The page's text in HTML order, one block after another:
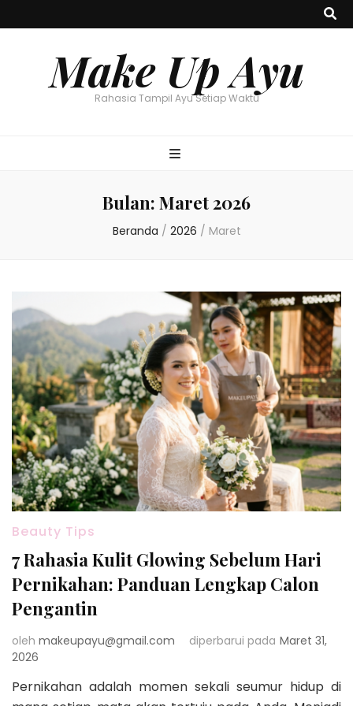
Make Up Ayu
Rahasia Tampil Ayu Setiap Waktu
Bulan: Maret 2026
Beranda / 2026 / Maret
Beauty Tips
7 Rahasia Kulit Glowing Sebelum Hari
Pernikahan: Panduan Lengkap Calon
Pengantin
oleh makeupayu@gmail.com diperbarui pada Maret 31,
2026
Pernikahan adalah momen sekali seumur hidup di